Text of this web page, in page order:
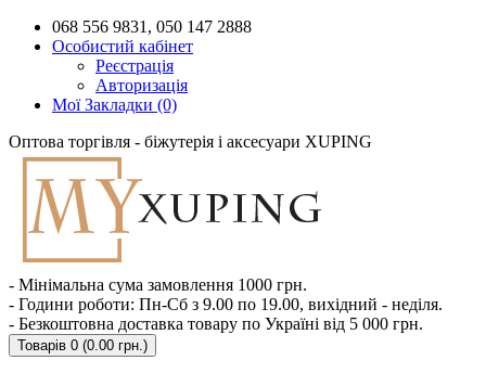
068 556 9831, 050 147 2888
Особистий кабінет
Реєстрація
Авторизація
Мої Закладки (0)
Оптова торгівля - біжутерія і аксесуари XUPING
- Мінімальна сума замовлення 1000 грн.
- Години роботи: Пн-Сб з 9.00 по 19.00, вихідний - неділя.
- Безкоштовна доставка товару по Україні від 5 000 грн.
Товарів 0 (0.00 грн.)